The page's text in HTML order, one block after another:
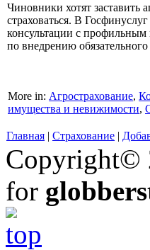
Чиновники хотят заставить
страховаться. В
консультации с профильным
по внедрению обязательного
More in: Агрострахование,
имущества и невижимости,
Главная | Страхование |
Copyright©
for